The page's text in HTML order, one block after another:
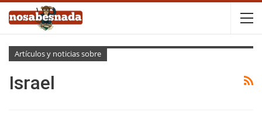
Artículos y noticias sobre
Israel